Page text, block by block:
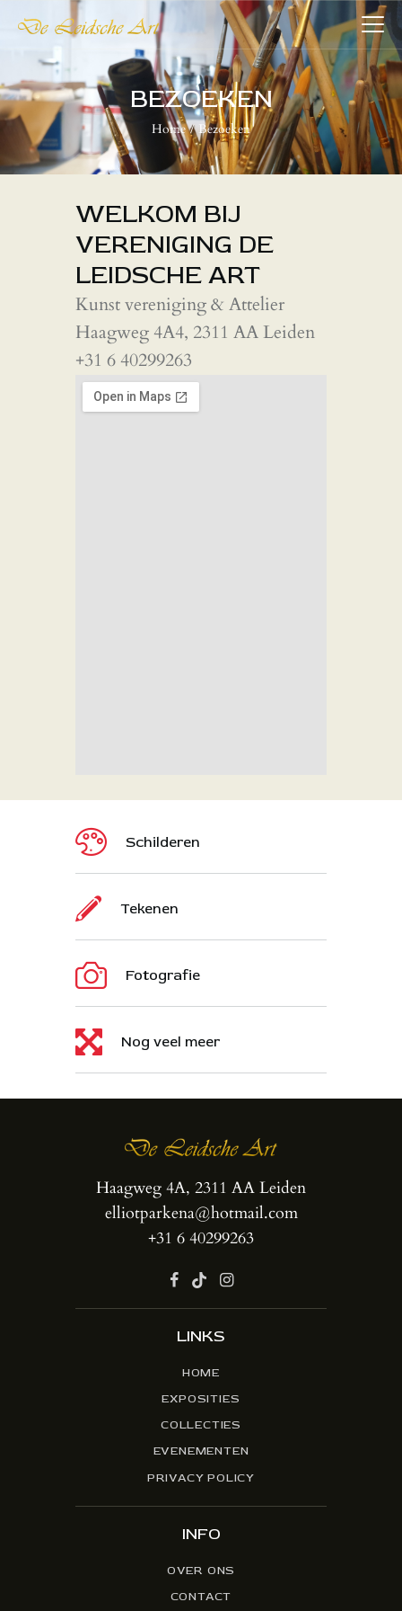
BEZOEKEN
Home Bezoeken
DE LEIDSCHE ART
De plaatst voor kunst
HOME
COLLECTIES
WIE WIJ ZIJN
NIEUWS
CONTACT
WELKOM BIJ
VERENIGING DE
LEIDSCHE ART
Kunst vereniging & Attelier
Haagweg 4A4, 2311 AA Leiden
+31 6 40299263
Schilderen
Tekenen
Fotografie
Nog veel meer
Haagweg 4A, 2311 AA Leiden
elliotparkena@hotmail.com
+31 6 40299263
LINKS
HOME
EXPOSITIES
COLLECTIES
EVENEMENTEN
PRIVACY POLICY
INFO
OVER ONS
CONTACT